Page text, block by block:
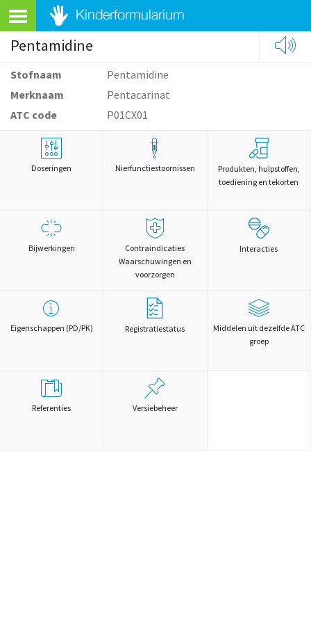
Pentamidine
Stofnaam
Pentamidine
Merknaam
Pentacarinat
ATC code
P01CX01
Doseringen Nierfunctiestoornissen
Produkten, hulpstoffen,
toediening en tekorten
Bijwerkingen
Contraindicaties
Waarschuwingen en
voorzorgen
Interacties
Eigenschappen (PD/PK) Registratiestatus
Middelen uit dezelfde ATC
groep
Referenties Versiebeheer